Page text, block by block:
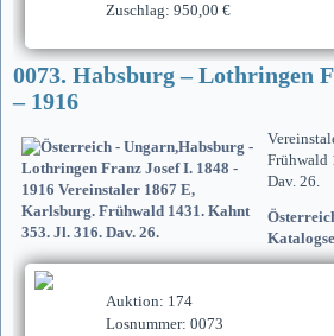
Zuschlag: 950,00 €
0073. Habsburg – Lothringen
– 1916
Frühwald
Dav. 26.
Auktion: 174
Losnummer: 0073